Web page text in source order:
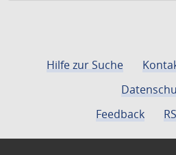
Hilfe zur Suche
Feedback